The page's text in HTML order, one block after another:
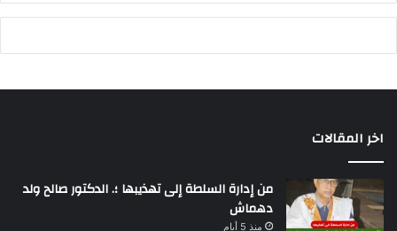
اخر المقالات
من إدارة السلطة إلى تهذيبها ؛. الدكتور صالح ولد
دهماش
منذ 5 أيام